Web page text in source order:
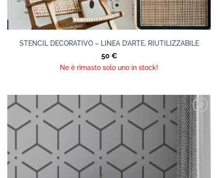
STENCIL DECORATIVO – LINEA D’ARTE, RIUTILIZZABILE
50 €
Ne è rimasto solo uno in stock!